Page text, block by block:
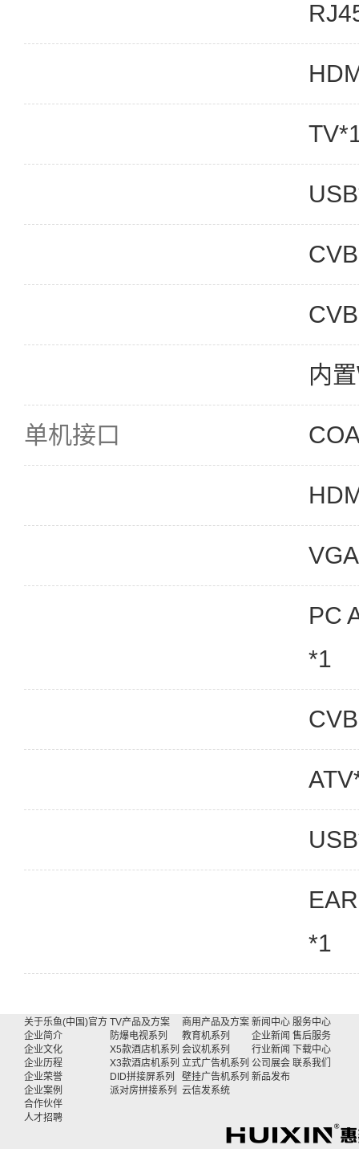
内
单机接口
PC
*1
*1
关于乐鱼(中国)官方
企业简介
企业文化
企业历程
企业荣誉
企业案例
合作伙伴
人才招聘
TV产品及方案
防爆电视系列
X5款酒店机系列
X3款酒店机系列
DID拼接屏系列
派对房拼接系列
商用产品及方案
教育机系列
会议机系列
立式广告机系列
壁挂广告机系列
云信发系统
新闻中心
企业新闻
行业新闻
公司展会
新品发布
服务中心
售后服务
下载中心
联系我们